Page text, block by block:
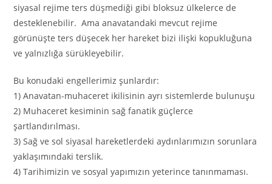
siyasal rejime ters düşmediği gibi bloksuz ülkelerce de
desteklenebilir. Ama anavatandaki mevcut rejime
görünüşte ters düşecek her hareket bizi ilişki kopukluğuna
ve yalnızlığa sürükleyebilir.
Bu konudaki engellerimiz şunlardır:
1) Anavatan-muhaceret ikilisinin ayrı sistemlerde bulunuşu
2) Muhaceret kesiminin sağ fanatik güçlerce
şartlandırılması.
3) Sağ ve sol siyasal hareketlerdeki aydınlarımızın sorunlara
yaklaşımındaki terslik.
4) Tarihimizin ve sosyal yapımızın yeterince tanınmaması.